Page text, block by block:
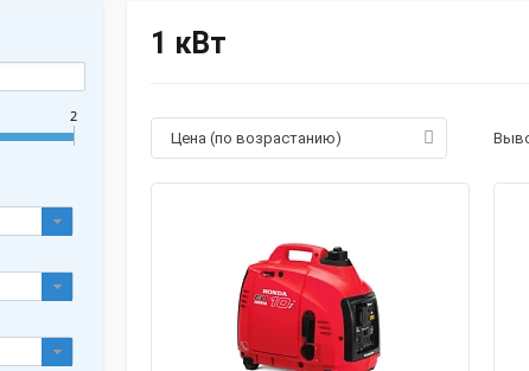
2
1 кВт
Цена (по возрастанию)